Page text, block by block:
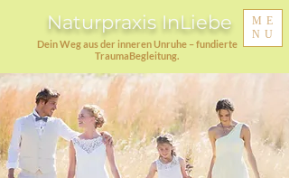
Naturpraxis InLiebe
Dein Weg aus der inneren Unruhe – fundierte
TraumaBegleitung.
ME
NU